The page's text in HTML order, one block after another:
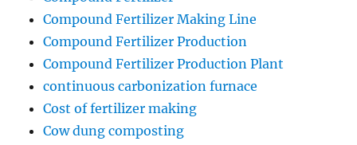
Compound Fertilizer Making Line
Compound Fertilizer Production
Compound Fertilizer Production Plant
continuous carbonization furnace
Cost of fertilizer making
Cow dung composting